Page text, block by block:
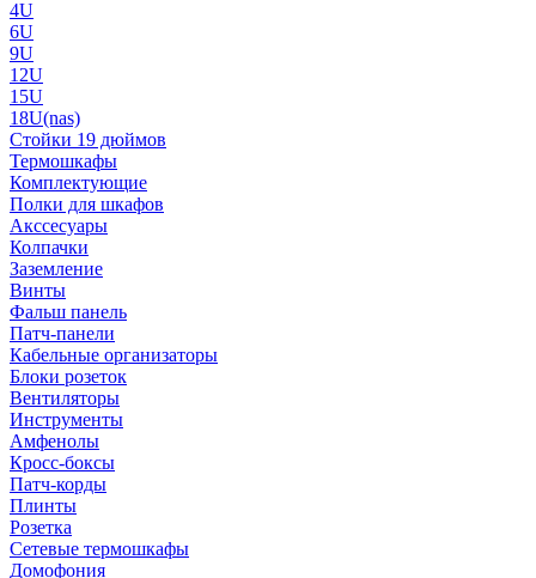
4U
6U
9U
12U
15U
18U(nas)
Стойки 19 дюймов
Термошкафы
Комплектующие
Полки для шкафов
Акссесуары
Колпачки
Заземление
Винты
Фальш панель
Патч-панели
Кабельные организаторы
Блоки розеток
Вентиляторы
Инструменты
Амфенолы
Кросс-боксы
Патч-корды
Плинты
Розетка
Сетевые термошкафы
Домофония